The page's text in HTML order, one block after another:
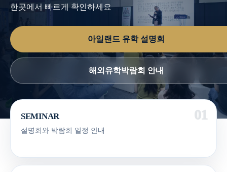
한곳에서 빠르게 확인하세요
아일랜드 유학 설명회
해외유학박람회 안내
SEMINAR
설명회와 박람회 일정 안내